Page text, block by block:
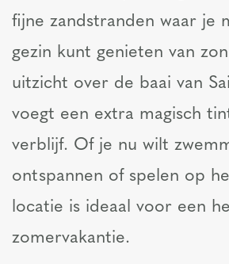
fijne zandstranden waar je
gezin kunt genieten van
uitzicht over de baai van
voegt een extra magisch
verblijf. Of je nu wilt
ontspannen of spelen op
locatie is ideaal voor een
zomervakantie.